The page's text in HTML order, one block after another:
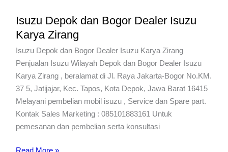
Isuzu Depok dan Bogor Dealer Isuzu
Karya Zirang
Isuzu Depok dan Bogor Dealer Isuzu Karya Zirang
Penjualan Isuzu Wilayah Depok dan Bogor Dealer Isuzu
Karya Zirang , beralamat di Jl. Raya Jakarta-Bogor No.KM.
37 5, Jatijajar, Kec. Tapos, Kota Depok, Jawa Barat 16415
Melayani pembelian mobil isuzu , Service dan Spare part.
Kontak Sales Marketing : 085101883161 Untuk
pemesanan dan pembelian serta konsultasi
Isuzu